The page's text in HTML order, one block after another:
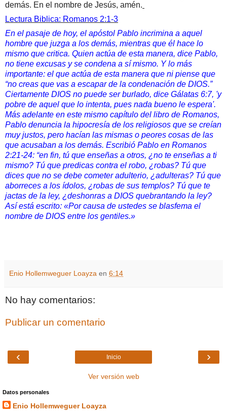
demás. En el nombre de Jesús, amén.
Lectura Biblica: Romanos 2:1-3
En el pasaje de hoy, el apóstol Pablo incrimina a aquel
hombre que juzga a los demás, mientras que él hace lo
mismo que critica. Quien actúa de esta manera, dice Pablo,
no tiene excusas y se condena a sí mismo. Y lo más
importante: el que actúa de esta manera que ni piense que
“no creas que vas a escapar de la condenación de DIOS.”
Ciertamente DIOS no puede ser burlado, dice Gálatas 6:7, 'y
pobre de aquel que lo intenta, pues nada bueno le espera'.
Más adelante en este mismo capítulo del libro de Romanos,
Pablo denuncia la hipocresía de los religiosos que se creían
muy justos, pero hacían las mismas o peores cosas de las
que acusaban a los demás. Escribió Pablo en Romanos
2:21-24: “en fin, tú que enseñas a otros, ¿no te enseñas a ti
mismo? Tú que predicas contra el robo, ¿robas? Tú que
dices que no se debe cometer adulterio, ¿adulteras? Tú que
aborreces a los ídolos, ¿robas de sus templos? Tú que te
jactas de la ley, ¿deshonras a DIOS quebrantando la ley?
Así está escrito: «Por causa de ustedes se blasfema el
nombre de DIOS entre los gentiles.»
Enio Hollemweguer Loayza en 6:14
No hay comentarios:
Publicar un comentario
‹ ›
Inicio
Ver versión web
Datos personales
Enio Hollemweguer Loayza